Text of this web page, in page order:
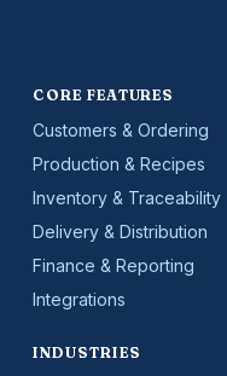
CORE FEATURES
Customers & Ordering
Production & Recipes
Inventory & Traceability
Delivery & Distribution
Finance & Reporting
Integrations
INDUSTRIES